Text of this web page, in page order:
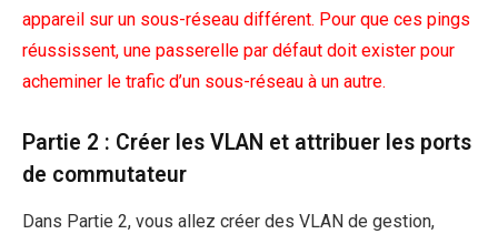
appareil sur un sous-réseau différent. Pour que ces pings
réussissent, une passerelle par défaut doit exister pour
acheminer le trafic d’un sous-réseau à un autre.
Partie 2 : Créer les VLAN et attribuer les ports
de commutateur
Dans Partie 2, vous allez créer des VLAN de gestion,